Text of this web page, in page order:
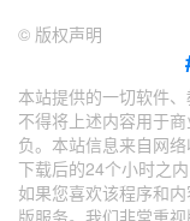
© 版权声明
本站提供的一切软件
不得将上述内容用于
负。本站信息来自网
下载后的24个小时之
如果您喜欢该程序和
版服务。我们非常重